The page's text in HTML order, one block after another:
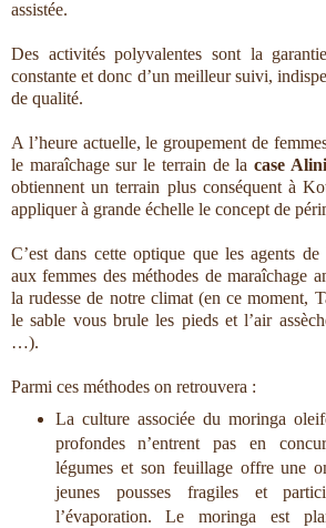
assistée.
Des activités polyvalentes sont la
constante et donc d’un meilleur suivi,
de qualité.
A l’heure actuelle, le groupement de
le maraîchage sur le terrain de lacase
obtiennent un terrain plus conséquent à
appliquer à grande échelle le concept de
C’est dans cette optique que les agents
aux femmes des méthodes de maraîchage
la rudesse de notre climat (en ce moment,
le sable vous brule les pieds et l’air
…).
Parmi ces méthodes on retrouvera :
La culture associée du moringa
profondes n’entrent pas en
légumes et son feuillage offre une
jeunes pousses fragiles et
l’évaporation. Le moringa est